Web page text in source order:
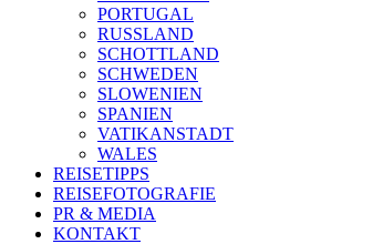
PORTUGAL
RUSSLAND
SCHOTTLAND
SCHWEDEN
SLOWENIEN
SPANIEN
VATIKANSTADT
WALES
REISETIPPS
REISEFOTOGRAFIE
PR & MEDIA
KONTAKT